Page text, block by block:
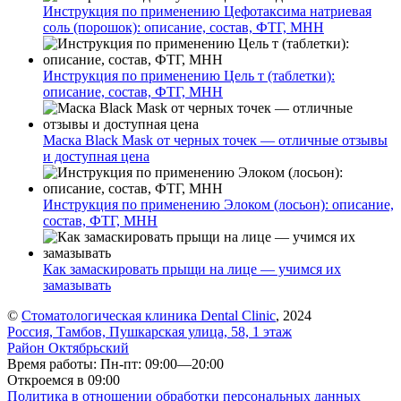
Инструкция по применению Цефотаксима натриевая
соль (порошок): описание, состав, ФТГ, МНН
Инструкция по применению Цель т (таблетки):
описание, состав, ФТГ, МНН
Маска Black Mask от черных точек — отличные отзывы
и доступная цена
Инструкция по применению Элоком (лосьон): описание,
состав, ФТГ, МНН
Как замаскировать прыщи на лице — учимся их
замазывать
© Стоматологическая клиника Dental Clinic, 2024
Россия, Тамбов, Пушкарская улица, 58, 1 этаж
Район Октябрьский
Время работы: Пн-пт: 09:00—20:00
Откроемся в 09:00
Политика в отношении обработки персональных данных